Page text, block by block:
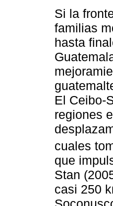
Si la
familias
hasta
El Ceibo-
regiones
cuales
que
Stan
casi 250